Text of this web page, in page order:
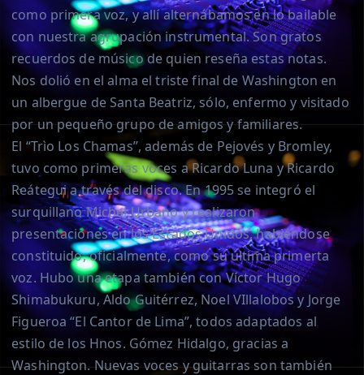
como primera voz, y allí alternábamos en lo bailable
con nuestra agrupación instrumental. Son gratos
recuerdos de músico de quien reseña estas notas.
Nos dolió en el alma el triste final de Washington en
un albergue de Santa Beatriz, sólo, enfermo y visitado
por un pequeño grupo de amigos y familiares.
El “Trìo Los Chamas”, además de Pejovés y Bromley,
tuvo como primeras voces a Ricardo Luna y Ricardo
Reátegui a través del disco. En 1995 se integró el
surquillano Michel Urbano y realizaron
presentaciones en los Estados Unidos, habiéndose
constituido, oficialmente, como su última primerta
voz. Hubo una etapa también con Víctor Hugo
Shimabukuru, Aldo Guitérrez, Noel VIllalobos y Jorge
Figueroa “El Cantor de Lima”, todos adaptados al
estilo de los Hnos. Gómez Hidalgo, gracias a
Washington. Nuevas voces y guitarras son también